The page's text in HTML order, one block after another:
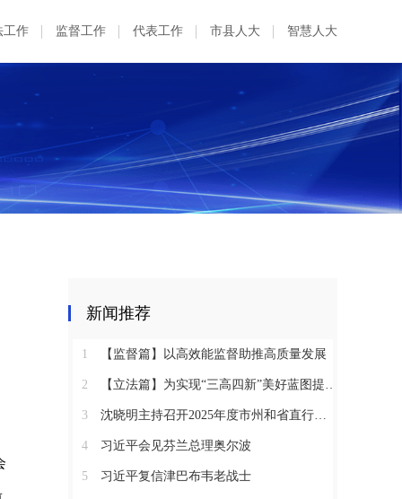
工作 监督工作 代表工作 市县人大 智慧人大
新闻推荐
1 【监督篇】以高效能监督助推高质量发展
2 【立法篇】为实现“三高四新”美好蓝图提供坚实法治保障
3 沈晓明主持召开2025年度市州和省直行业系统党（工）委书记抓基层党建工作述职评议会议
4 习近平会见芬兰总理奥尔波
5 习近平复信津巴布韦老战士